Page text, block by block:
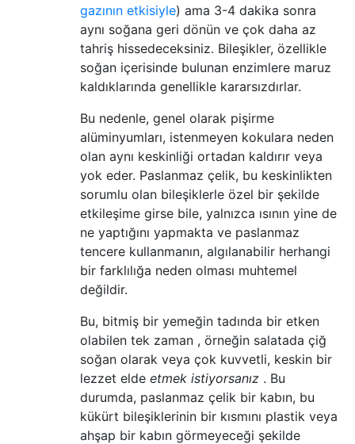
gazının etkisiyle) ama 3-4 dakika sonra
aynı soğana geri dönün ve çok daha az
tahriş hissedeceksiniz. Bileşikler, özellikle
soğan içerisinde bulunan enzimlere maruz
kaldıklarında genellikle kararsızdırlar.
Bu nedenle, genel olarak pişirme
alüminyumları, istenmeyen kokulara neden
olan aynı keskinliği ortadan kaldırır veya
yok eder. Paslanmaz çelik, bu keskinlikten
sorumlu olan bileşiklerle özel bir şekilde
etkileşime girse bile, yalnızca ısının yine de
ne yaptığını yapmakta ve paslanmaz
tencere kullanmanın, algılanabilir herhangi
bir farklılığa neden olması muhtemel
değildir.
Bu, bitmiş bir yemeğin tadında bir etken
olabilen tek zaman , örneğin salatada çiğ
soğan olarak veya çok kuvvetli, keskin bir
lezzet elde etmek istiyorsanız . Bu
durumda, paslanmaz çelik bir kabın, bu
kükürt bileşiklerinin bir kısmını plastik veya
ahşap bir kabın görmeyeceği şekilde